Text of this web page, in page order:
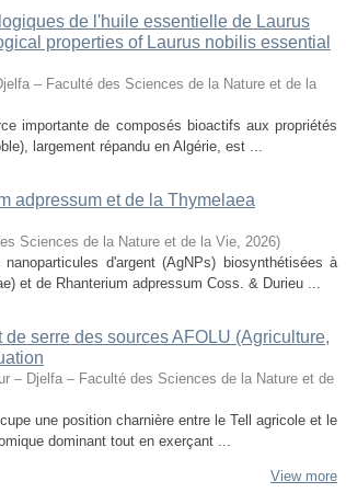
de l'huile essentielle de Laurus
properties of Laurus nobilis essential
– Faculté des Sciences de la Nature et de la
importante de composés bioactifs aux propriétés
largement répandu en Algérie, est ...
adpressum et de la Thymelaea
Sciences de la Nature et de la Vie, 2026)
d'argent (AgNPs) biosynthétisées à
et de Rhanterium adpressum Coss. & Durieu ...
serre des sources AFOLU (Agriculture,
– Djelfa – Faculté des Sciences de la Nature et de
une position charnière entre le Tell agricole et le
dominant tout en exerçant ...
View more